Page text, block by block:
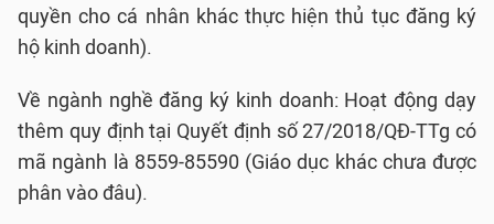
quyền cho cá nhân khác thực hiện thủ tục đăng ký
hộ kinh doanh).
Về ngành nghề đăng ký kinh doanh: Hoạt động dạy
thêm quy định tại Quyết định số 27/2018/QĐ-TTg có
mã ngành là 8559-85590 (Giáo dục khác chưa được
phân vào đâu).